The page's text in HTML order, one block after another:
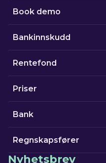
Book demo
Bankinnskudd
Rentefond
Priser
Bank
Regnskapsfører
Nyhetsbrev